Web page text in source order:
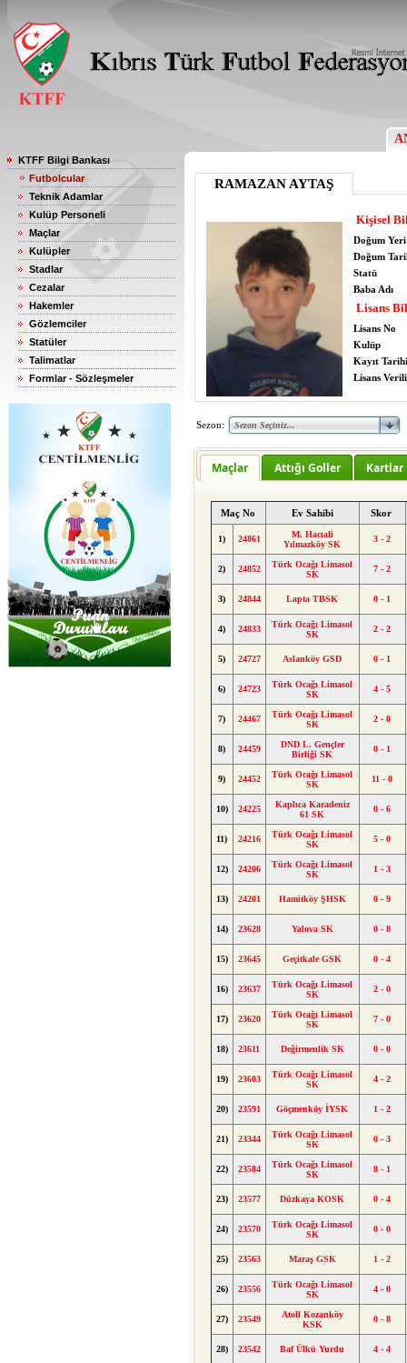
KTFF Bilgi Bankası
Futbolcular
Teknik Adamlar
Kulüp Personeli
Maçlar
Kulüpler
Stadlar
Cezalar
Hakemler
Gözlemciler
Statüler
Talimatlar
Formlar - Sözleşmeler
RAMAZAN AYTAŞ
Kişisel
Doğum Yeri
Doğum
Statü
Baba Adı
Lisans
Lisans No
Kulüp
Kayıt Tarihi
Lisans
Sezon:
Maçlar Attığı Goller Kartlar
Maç No Ev Sahibi Skor
1) 24861
M. Hacıali
Yılmazköy SK
3 - 2
2) 24852
Türk Ocağı Limasol
SK
7 - 2
3) 24844 Lapta TBSK 0 - 1
4) 24833
Türk Ocağı Limasol
SK
2 - 2
5) 24727 Aslanköy GSD 0 - 1
6) 24723
Türk Ocağı Limasol
SK
4 - 5
7) 24467
Türk Ocağı Limasol
SK
2 - 0
8) 24459
DND L. Gençler
Birliği SK
0 - 1
9) 24452
Türk Ocağı Limasol
SK
11 - 0
10) 24225
Kaplıca Karadeniz
61 SK
0 - 6
11) 24216
Türk Ocağı Limasol
SK
5 - 0
12) 24206
Türk Ocağı Limasol
SK
1 - 3
13) 24201 Hamitköy ŞHSK 0 - 9
14) 23628 Yalova SK 0 - 8
15) 23645 Geçitkale GSK 0 - 4
16) 23637
Türk Ocağı Limasol
SK
2 - 0
17) 23620
Türk Ocağı Limasol
SK
7 - 0
18) 23611 Değirmenlik SK 0 - 0
19) 23603
Türk Ocağı Limasol
SK
4 - 2
20) 23591 Göçmenköy İYSK 1 - 2
21) 23344
Türk Ocağı Limasol
SK
0 - 3
22) 23584
Türk Ocağı Limasol
SK
8 - 1
23) 23577 Düzkaya KOSK 0 - 4
24) 23570
Türk Ocağı Limasol
SK
0 - 0
25) 23563 Maraş GSK 1 - 2
26) 23556
Türk Ocağı Limasol
SK
4 - 0
27) 23549
Atoll Kozanköy
KSK
0 - 8
28) 23542 Baf Ülkü Yurdu 4 - 4